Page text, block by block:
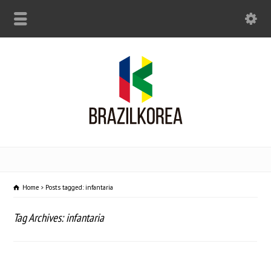
Home Posts tagged: infantaria
Tag Archives: infantaria